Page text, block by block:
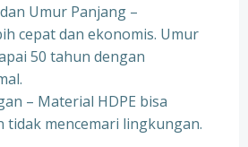
Umur Panjang –
cepat dan ekonomis. Umur
50 tahun dengan
– Material HDPE bisa
tidak mencemari lingkungan.